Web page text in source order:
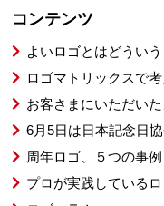
コンテンツ
よいロゴとはどういう
ロゴマトリックスで
お客さまにいただい
6月5日は日本記念日
周年ロゴ、５つの事
プロが実践している